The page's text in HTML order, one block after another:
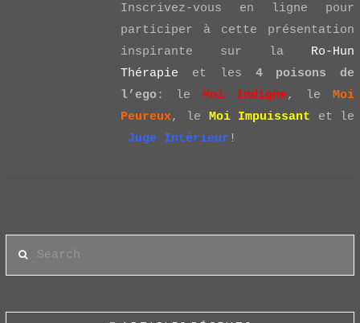
Inscrivez-vous en ligne pour
participer à cette présentation
inspirante sur la Ro-Hun
Thérapie et les 4 poisons de
l’ego: leMoi Indigne, le Moi
Peureux, le Moi Impuissant et le
Juge Intérieur !